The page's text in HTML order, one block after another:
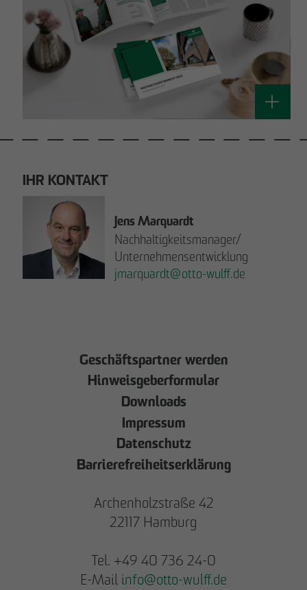
IHR KONTAKT
Jens Marquardt
Nachhaltigkeitsmanager/
Unternehmensentwicklung
jmarquardt@otto-wulff.de
Geschäftspartner werden
Hinweisgeberformular
Downloads
Impressum
Datenschutz
Barrierefreiheitserklärung
Archenholzstraße 42
22117 Hamburg
Tel. +49 40 736 24-0
E-Mail info@otto-wulff.de